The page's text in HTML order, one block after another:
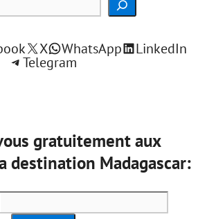
X WhatsApp LinkedIn
Telegram
gratuitement aux
destination Madagascar: